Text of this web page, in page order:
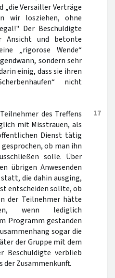
„die Versailler Verträge
wir losziehen, ohne
Der Beschuldigte
Ansicht und betonte
„rigorose Wende“
sondern sehr
einig, dass sie ihren
nicht
17
des Treffens
mit Misstrauen, als
Dienst tätig
ob man ihn
solle. Über
übrigen Anwesenden
die dahin ausging,
entscheiden sollte, ob
der Teilnehmer hätte
wenn lediglich
Programm gestanden
sogar die
der Gruppe mit dem
Beschuldigte verblieb
der Zusammenkunft.